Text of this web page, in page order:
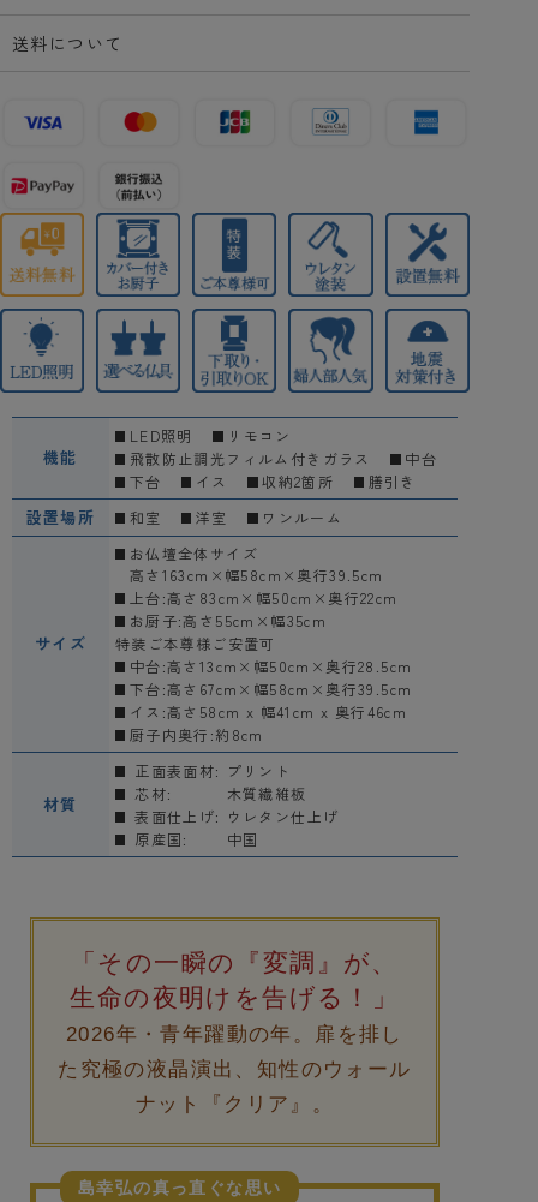
送料について
機能
LED照明
リモコン
飛散防止調光フィルム付きガラス
中台
下台
イス 収納2箇所 膳引き
設置場所 和室 洋室 ワンルーム
サイズ
お仏壇全体サイズ
高さ163cm×幅58cm×奥行39.5cm
上台:高さ83cm×幅50cm×奥行22cm
お厨子:高さ55cm×幅35cm
特装ご本尊様ご安置可
中台:高さ13cm×幅50cm×奥行28.5cm
下台:高さ67cm×幅58cm×奥行39.5cm
イス:高さ58cm x 幅41cm x 奥行46cm
厨子内奥行:約8cm
材質
正面表面材: プリント
芯材:
木質繊維板
表面仕上げ: ウレタン仕上げ
原産国:
中国
「その一瞬の『変調』が、
生命の夜明けを告げる！」
2026年・青年躍動の年。扉を排し
た究極の液晶演出、知性のウォール
ナット『クリア』。
島幸弘の真っ直ぐな思い